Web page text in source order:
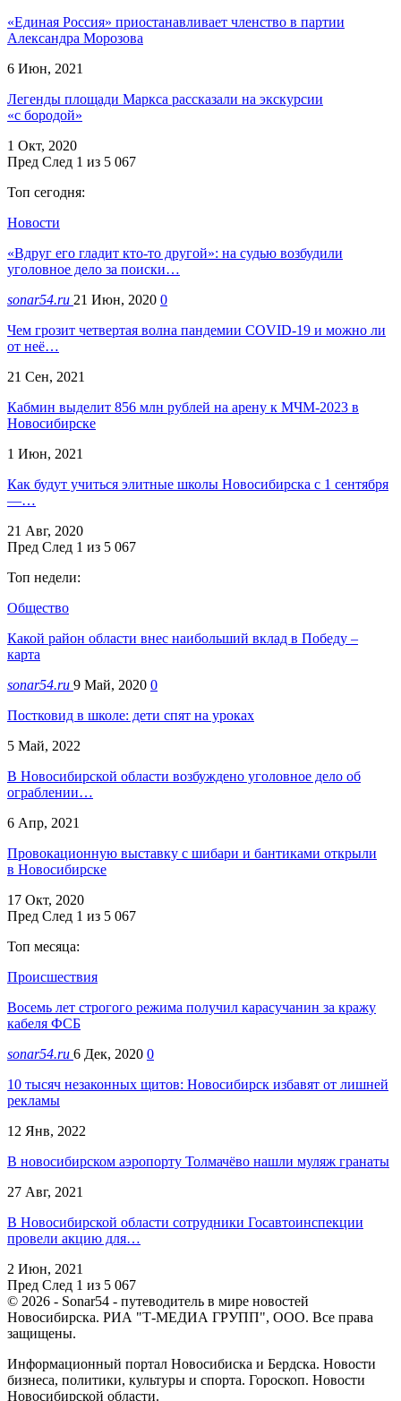
«Единая Россия» приостанавливает членство в партии
Александра Морозова
6 Июн, 2021
Легенды площади Маркса рассказали на экскурсии
«с бородой»
1 Окт, 2020
Пред След 1 из 5 067
Топ сегодня:
Новости
«Вдруг его гладит кто-то другой»: на судью возбудили
уголовное дело за поиски…
sonar54.ru 21 Июн, 2020 0
Чем грозит четвертая волна пандемии COVID-19 и можно ли
от неё…
21 Сен, 2021
Кабмин выделит 856 млн рублей на арену к МЧМ-2023 в
Новосибирске
1 Июн, 2021
Как будут учиться элитные школы Новосибирска с 1 сентября
—…
21 Авг, 2020
Пред След 1 из 5 067
Топ недели:
Общество
Какой район области внес наибольший вклад в Победу –
карта
sonar54.ru 9 Май, 2020 0
Постковид в школе: дети спят на уроках
5 Май, 2022
В Новосибирской области возбуждено уголовное дело об
ограблении…
6 Апр, 2021
Провокационную выставку с шибари и бантиками открыли
в Новосибирске
17 Окт, 2020
Пред След 1 из 5 067
Топ месяца:
Происшествия
Восемь лет строгого режима получил карасучанин за кражу
кабеля ФСБ
sonar54.ru 6 Дек, 2020 0
10 тысяч незаконных щитов: Новосибирск избавят от лишней
рекламы
12 Янв, 2022
В новосибирском аэропорту Толмачёво нашли муляж гранаты
27 Авг, 2021
В Новосибирской области сотрудники Госавтоинспекции
провели акцию для…
2 Июн, 2021
Пред След 1 из 5 067
© 2026 - Sonar54 - путеводитель в мире новостей
Новосибирска. РИА "Т-МЕДИА ГРУПП", ООО. Все права
защищены.
Информационный портал Новосибиска и Бердска. Новости
бизнеса, политики, культуры и спорта. Гороскоп. Новости
Новосибирской области.